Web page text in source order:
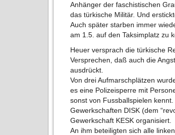
Anhänger der faschistischen
das türkische Militär. Und
Auch später starben immer
am 1.5. auf den Taksimplatz zu
Heuer versprach die türkische
Versprechen, daß auch die
ausdrückt.
Von drei Aufmarschplätzen
es eine Polizeisperre mit
sonst von Fussballspielen
Gewerkschaften DISK (dem
Gewerkschaft KESK organisiert.
An ihm beteiligten sich alle